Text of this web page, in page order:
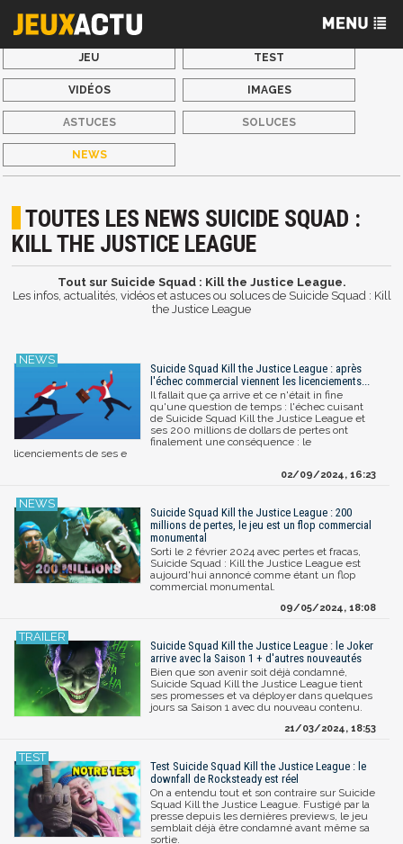
JEU TEST
VIDÉOS IMAGES
ASTUCES SOLUCES
NEWS
TOUTES LES NEWS SUICIDE SQUAD :
KILL THE JUSTICE LEAGUE
Tout sur Suicide Squad : Kill the Justice League.
Les infos, actualités, vidéos et astuces ou soluces de Suicide Squad : Kill
the Justice League
Suicide Squad Kill the Justice League : après
l'échec commercial viennent les licenciements...
Il fallait que ça arrive et ce n'était in fine
qu'une question de temps : l'échec cuisant
de Suicide Squad Kill the Justice League et
ses 200 millions de dollars de pertes ont
finalement une conséquence : le
licenciements de ses e
02/09/2024, 16:23
Suicide Squad Kill the Justice League : 200
millions de pertes, le jeu est un flop commercial
monumental
Sorti le 2 février 2024 avec pertes et fracas,
Suicide Squad : Kill the Justice League est
aujourd'hui annoncé comme étant un flop
commercial monumental.
09/05/2024, 18:08
Suicide Squad Kill the Justice League : le Joker
arrive avec la Saison 1 + d'autres nouveautés
Bien que son avenir soit déjà condamné,
Suicide Squad Kill the Justice League tient
ses promesses et va déployer dans quelques
jours sa Saison 1 avec du nouveau contenu.
21/03/2024, 18:53
Test Suicide Squad Kill the Justice League : le
downfall de Rocksteady est réel
On a entendu tout et son contraire sur Suicide
Squad Kill the Justice League. Fustigé par la
presse depuis les dernières previews, le jeu
semblait déjà être condamné avant même sa
sortie.